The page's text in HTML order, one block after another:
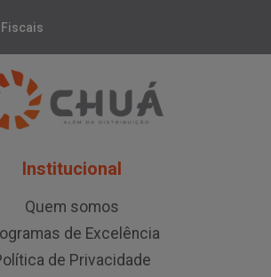
Fiscais
Institucional
Quem somos
de Excelência
de Privacidade